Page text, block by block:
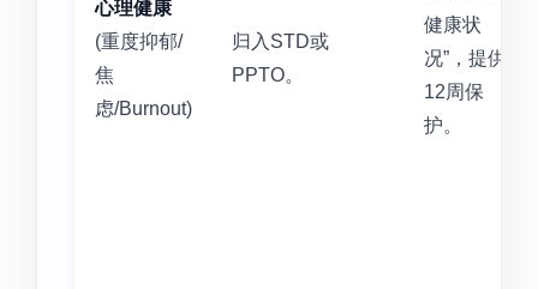
心理健康
(重度抑郁/
焦
虑/Burnout)
归入STD或
PPTO。
健康状
况”，提供
12周保
护。